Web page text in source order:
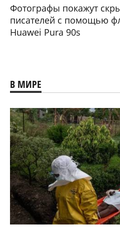
Фотографы покажут
писателей с помощью
Huawei Pura 90s
В МИРЕ